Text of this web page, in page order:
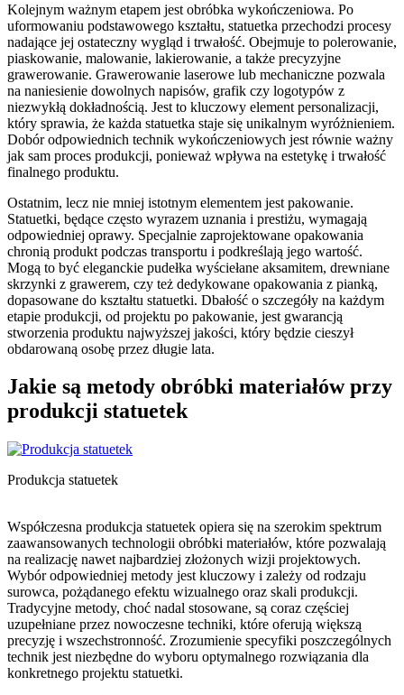
Kolejnym ważnym etapem jest obróbka wykończeniowa. Po
uformowaniu podstawowego kształtu, statuetka przechodzi procesy
nadające jej ostateczny wygląd i trwałość. Obejmuje to polerowanie,
piaskowanie, malowanie, lakierowanie, a także precyzyjne
grawerowanie. Grawerowanie laserowe lub mechaniczne pozwala
na naniesienie dowolnych napisów, grafik czy logotypów z
niezwykłą dokładnością. Jest to kluczowy element personalizacji,
który sprawia, że każda statuetka staje się unikalnym wyróżnieniem.
Dobór odpowiednich technik wykończeniowych jest równie ważny
jak sam proces produkcji, ponieważ wpływa na estetykę i trwałość
finalnego produktu.
Ostatnim, lecz nie mniej istotnym elementem jest pakowanie.
Statuetki, będące często wyrazem uznania i prestiżu, wymagają
odpowiedniej oprawy. Specjalnie zaprojektowane opakowania
chronią produkt podczas transportu i podkreślają jego wartość.
Mogą to być eleganckie pudełka wyściełane aksamitem, drewniane
skrzynki z grawerem, czy też dedykowane opakowania z pianką,
dopasowane do kształtu statuetki. Dbałość o szczegóły na każdym
etapie produkcji, od projektu po pakowanie, jest gwarancją
stworzenia produktu najwyższej jakości, który będzie cieszył
obdarowaną osobę przez długie lata.
Jakie są metody obróbki materiałów przy
produkcji statuetek
Produkcja statuetek
Współczesna produkcja statuetek opiera się na szerokim spektrum
zaawansowanych technologii obróbki materiałów, które pozwalają
na realizację nawet najbardziej złożonych wizji projektowych.
Wybór odpowiedniej metody jest kluczowy i zależy od rodzaju
surowca, pożądanego efektu wizualnego oraz skali produkcji.
Tradycyjne metody, choć nadal stosowane, są coraz częściej
uzupełniane przez nowoczesne techniki, które oferują większą
precyzję i wszechstronność. Zrozumienie specyfiki poszczególnych
technik jest niezbędne do wyboru optymalnego rozwiązania dla
konkretnego projektu statuetki.